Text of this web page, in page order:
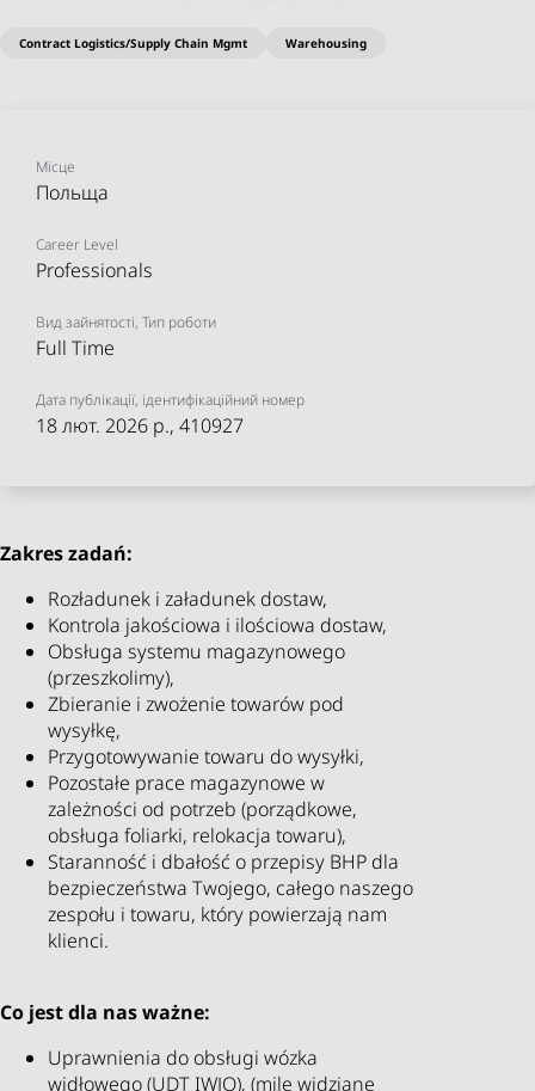
Contract Logistics/Supply Chain Mgmt Warehousing
Застосувати зараз
Місце
Польща
Career Level
Professionals
Вид зайнятості, Тип роботи
Full Time
Дата публікації, ідентифікаційний номер
18 лют. 2026 р., 410927
Zakres zadań:
Rozładunek i załadunek dostaw,
Kontrola jakościowa i ilościowa dostaw,
Obsługa systemu magazynowego
(przeszkolimy),
Zbieranie i zwożenie towarów pod
wysyłkę,
Przygotowywanie towaru do wysyłki,
Pozostałe prace magazynowe w
zależności od potrzeb (porządkowe,
obsługa foliarki, relokacja towaru),
Staranność i dbałość o przepisy BHP dla
bezpieczeństwa Twojego, całego naszego
zespołu i towaru, który powierzają nam
klienci.
Co jest dla nas ważne:
Uprawnienia do obsługi wózka
widłowego (UDT IWJO), (mile widziane